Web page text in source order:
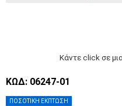
Κάντε click σε
ΠΟΣΟΤΙΚΗ ΕΚΠΤΩΣΗ
ΚΩΔ: 06247-01